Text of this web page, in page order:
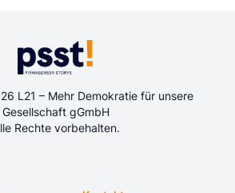
L21 – Mehr Demokratie für unsere
Gesellschaft gGmbH
Rechte vorbehalten.